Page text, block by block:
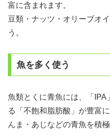
富に含まれます。
豆類・ナッツ・オリーブオ
う。
魚を多く使う
魚類とくに青魚には、「
る「不飽和脂肪酸」が豊富
んま・あじなどの青魚を積